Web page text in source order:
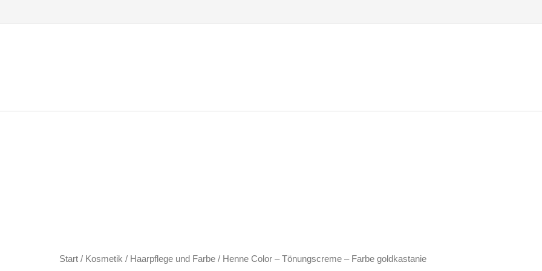
Inhalt
Start / Kosmetik / Haarpflege und Farbe / Henne Color – Tönungscreme – Farbe goldkastanie